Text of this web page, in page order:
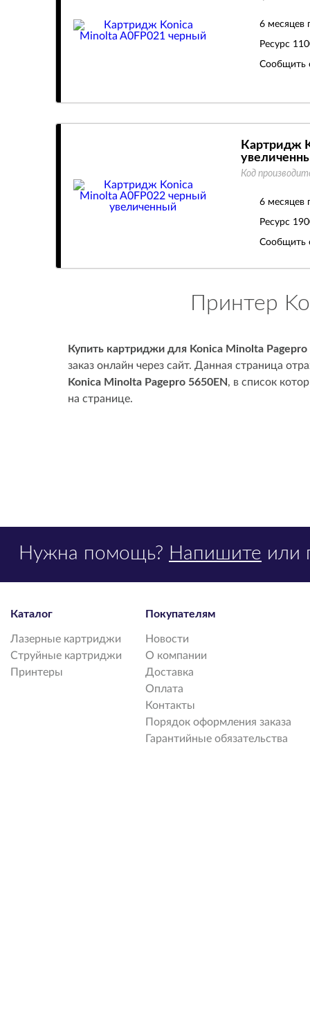
6 месяцев
Ресурс
Сообщить
Картридж
Код
6 месяцев
Ресурс
Сообщить
Принтер
Купить картриджи для Konica Minolta Pagepro
заказ онлайн через сайт. Данная страница
Konica Minolta Pagepro 5650EN, в список
на странице.
Нужна помощь? Напишите или
Каталог
Лазерные картриджи
Струйные картриджи
Принтеры
Покупателям
Новости
О компании
Доставка
Оплата
Контакты
Порядок оформления заказа
Гарантийные обязательства